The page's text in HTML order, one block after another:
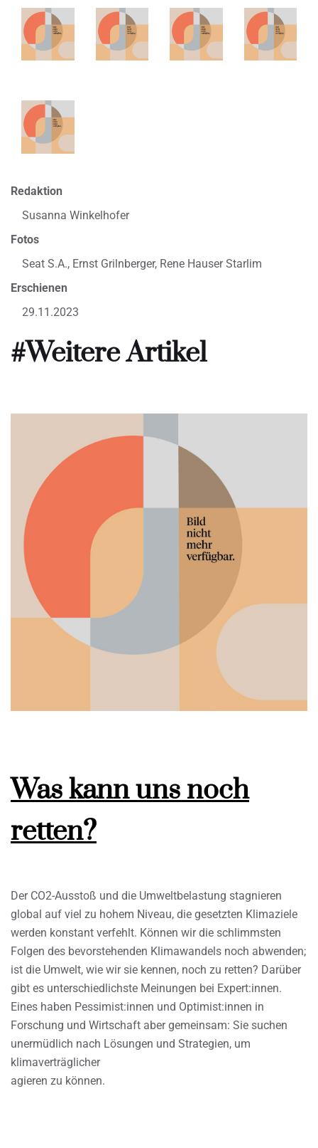
Redaktion
Susanna Winkelhofer
Fotos
Seat S.A., Ernst Grilnberger, Rene Hauser Starlim
Erschienen
29.11.2023
#Weitere Artikel
Was kann uns noch
retten?
Der CO2-Ausstoß und die Umweltbelastung stagnieren
global auf viel zu hohem Niveau, die gesetzten Klimaziele
werden konstant verfehlt. Können wir die schlimmsten
Folgen des bevorstehenden Klimawandels noch abwenden;
ist die Umwelt, wie wir sie kennen, noch zu retten? Darüber
gibt es unterschiedlichste Meinungen bei Expert:innen.
Eines haben Pessimist:innen und Optimist:innen in
Forschung und Wirtschaft aber gemeinsam: Sie suchen
unermüdlich nach Lösungen und Strategien, um
klimaverträglicher
agieren zu können.